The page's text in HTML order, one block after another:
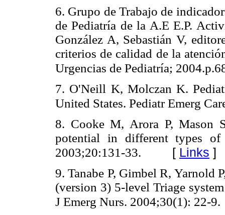
6. Grupo de Trabajo de
de Pediatría de la A.E E.P.
González A, Sebastián V,
criterios de calidad de la
Urgencias de Pediatría;
7. O'Neill K, Molczan K.
United States. Pediatr Emerg
8. Cooke M, Arora P, Mason
potential in different types of
2003;20:131-33.
[ Links ]
9. Tanabe P, Gimbel R, Yarnold
(version 3) 5-level Triage
J Emerg Nurs. 2004;30(1): 22-9.